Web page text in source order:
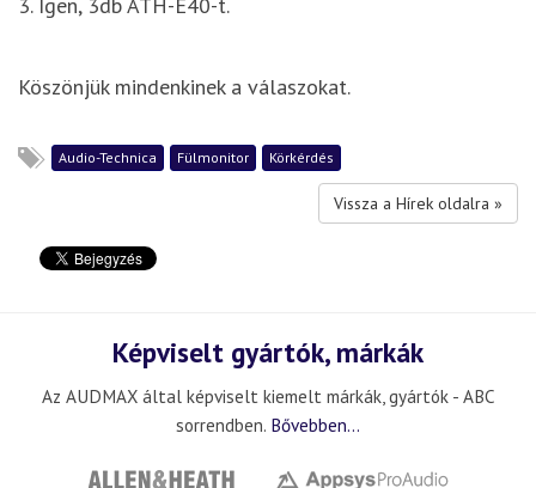
Köszönjük mindenkinek a válaszokat.
Audio-Technica Fülmonitor Körkérdés
Vissza a Hírek oldalra »
Képviselt gyártók, márkák
Az AUDMAX által képviselt kiemelt márkák, gyártók - ABC
sorrendben. Bővebben...